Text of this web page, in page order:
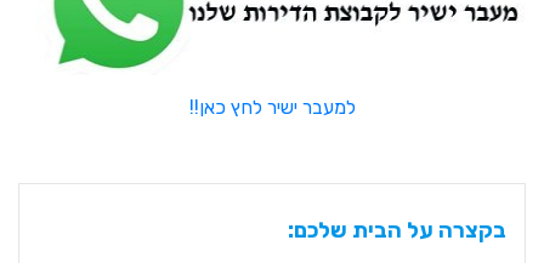
למעבר ישיר לחץ כאן!!
בקצרה על הבית שלכם: